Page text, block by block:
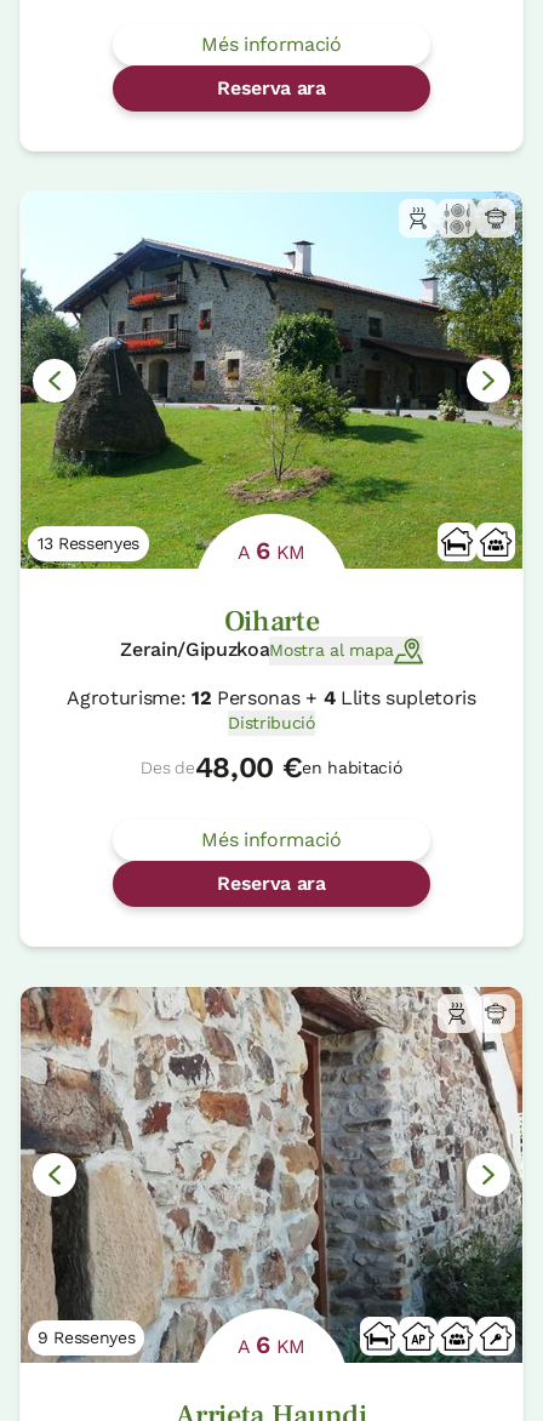
Més informació
Reserva ara
13 Ressenyes A 6 KM
Oiharte
Zerain/GipuzkoaMostra al mapa
Agroturisme:12 Personas + 4Llits supletoris
Distribució
Des de48,00 €en habitació
Més informació
Reserva ara
9 Ressenyes A 6 KM